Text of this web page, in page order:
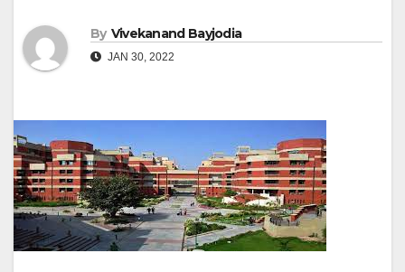
By Vivekanand Bayjodia
JAN 30, 2022